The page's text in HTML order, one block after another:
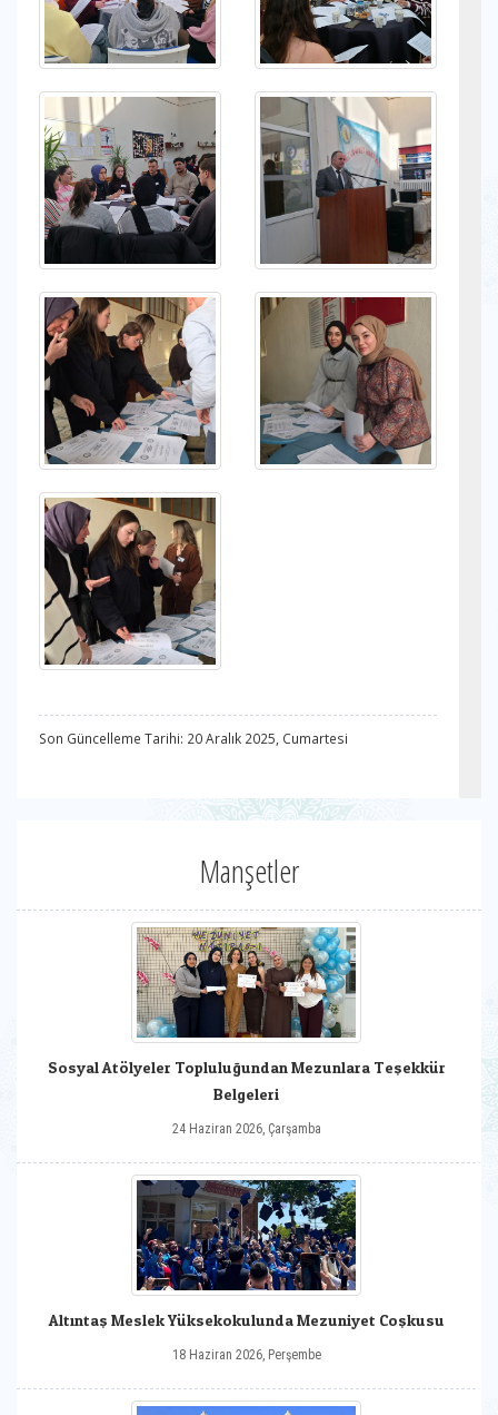
Son Güncelleme Tarihi: 20 Aralık 2025, Cumartesi
Manşetler
Sosyal Atölyeler Topluluğundan Mezunlara Teşekkür
Belgeleri
24 Haziran 2026, Çarşamba
Altıntaş Meslek Yüksekokulunda Mezuniyet Coşkusu
18 Haziran 2026, Perşembe